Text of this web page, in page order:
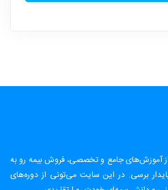
از آموزش‌های جامع و تخصصی، فروش بیمه رو به
برسی. در این سایت می‌تونی از دوره‌های